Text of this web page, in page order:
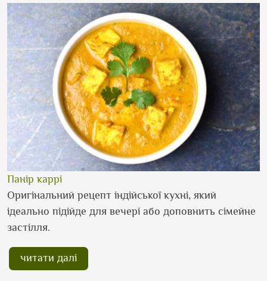
Панір каррі
Оригінальний рецепт індійської кухні, який
ідеально підійде для вечері або доповнить сімейне
застілля.
читати далі